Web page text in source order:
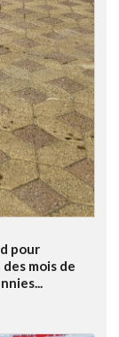
pour
mois de